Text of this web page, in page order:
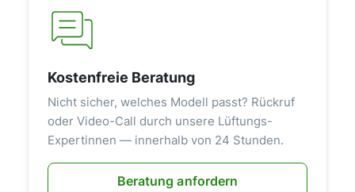
Kostenfreie Beratung
Nicht sicher, welches Modell passt? Rückruf
oder Video-Call durch unsere Lüftungs-
Expertinnen — innerhalb von 24 Stunden.
Beratung anfordern